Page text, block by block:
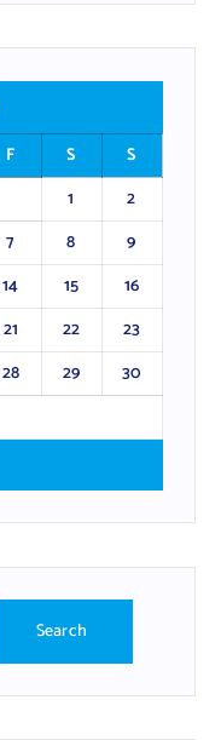
F S
S
1
2
7 8
9
14 15
16
21 22
23
28 29
30